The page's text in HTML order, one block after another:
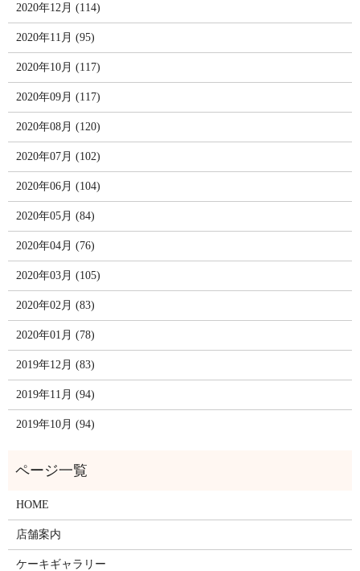
2020年12月 (114)
2020年11月 (95)
2020年10月 (117)
2020年09月 (117)
2020年08月 (120)
2020年07月 (102)
2020年06月 (104)
2020年05月 (84)
2020年04月 (76)
2020年03月 (105)
2020年02月 (83)
2020年01月 (78)
2019年12月 (83)
2019年11月 (94)
2019年10月 (94)
HOME
店舗案内
ケーキギャラリー